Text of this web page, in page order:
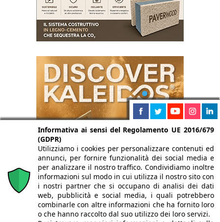
Informativa ai sensi del Regolamento UE 2016/679
(GDPR)
Utilizziamo i cookies per personalizzare contenuti ed
annunci, per fornire funzionalità dei social media e
per analizzare il nostro traffico. Condividiamo inoltre
informazioni sul modo in cui utilizza il nostro sito con
i nostri partner che si occupano di analisi dei dati
web, pubblicità e social media, i quali potrebbero
combinarle con altre informazioni che ha fornito loro
o che hanno raccolto dal suo utilizzo dei loro servizi.